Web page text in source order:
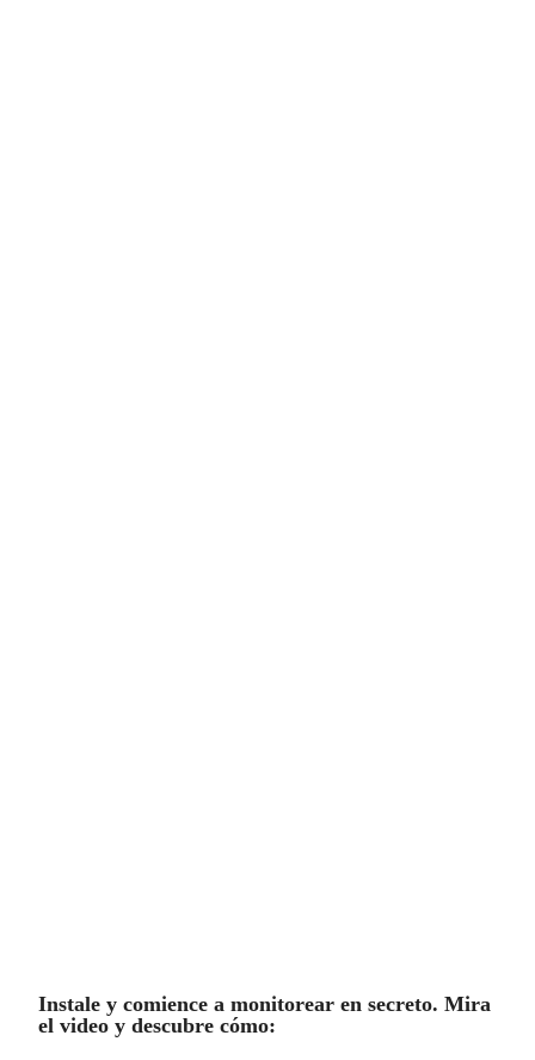
Instale y comience a monitorear en secreto. Mira
el video y descubre cómo: